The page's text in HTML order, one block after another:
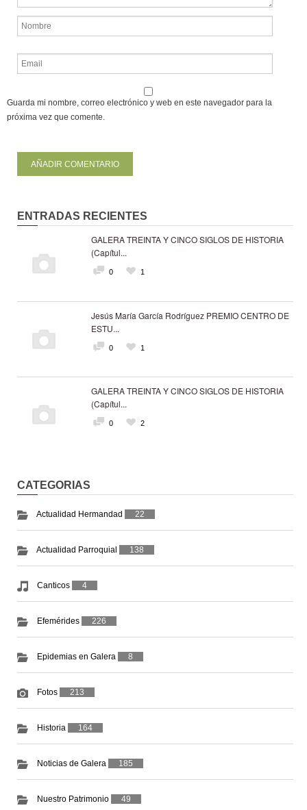
Guarda mi nombre, correo electrónico y web en este navegador para la
próxima vez que comente.
ENTRADAS RECIENTES
GALERA TREINTA Y CINCO SIGLOS DE HISTORIA
(Capítul...
0 1
Jesús María García Rodríguez PREMIO CENTRO DE
ESTU...
0 1
GALERA TREINTA Y CINCO SIGLOS DE HISTORIA
(Capítul...
0 2
CATEGORIAS
Actualidad Hermandad 22
Actualidad Parroquial 138
Canticos 4
Efemérides 226
Epidemias en Galera 8
Fotos 213
Historia 164
Noticias de Galera 185
Nuestro Patrimonio 49